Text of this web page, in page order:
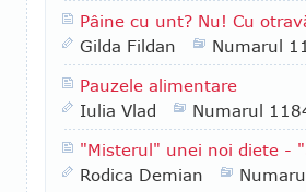
Pâine cu unt? Nu! Cu
Gilda Fildan
Numarul
Pauzele alimentare
Iulia Vlad
Numarul
"Misterul" unei noi diete -
Rodica Demian